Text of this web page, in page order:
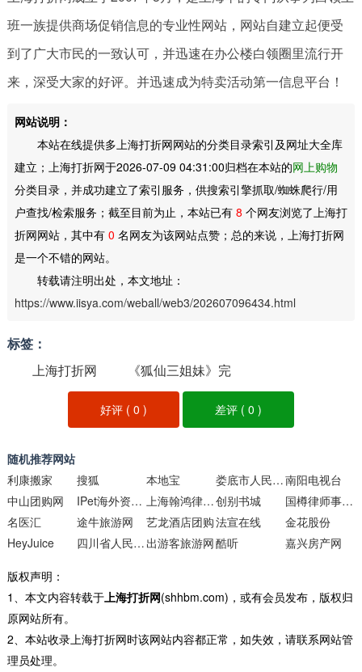
班一族提供商场促销信息的专业性网站，网站自建立起便受
到了广大市民的一致认可，并迅速在办公楼白领圈里流行开
来，深受大家的好评。并迅速成为特卖活动第一信息平台！
网站说明：
本站在线提供多上海打折网网站的分类目录索引及网址大全库
建立；上海打折网于2026-07-09 04:31:00归档在本站的网上购物
分类目录，并成功建立了索引服务，供搜索引擎抓取/蜘蛛爬行/用
户查找/检索服务；截至目前为止，本站已有 8 个网友浏览了上海打
折网网站，其中有 0 名网友为该网站点赞；总的来说，上海打折网
是一个不错的网站。
转载请注明出处，本文地址：
https://www.iisya.com/weball/web3/202607096434.html
标签：
上海打折网
《狐仙三姐妹》完
整版国语在线观看
好评 (0 ) 差评 ( 0 )
随机推荐网站
利康搬家
搜狐 本地宝 娄底市人民政府门户网南阳电视台
中山团购网
IPet海外资源网 上海翰鸿律师事务所创别书城
国樽律师事务所
名医汇
途牛旅游网 艺龙酒店团购法宣在线
金花股份
HeyJuice
四川省人民政府 出游客旅游网酷听 嘉兴房产网
版权声明：
1、本文内容转载于上海打折网(shhbm.com)，或有会员发布，版权归
原网站所有。
2、本站收录上海打折网时该网站内容都正常，如失效，请联系网站管
理员处理。